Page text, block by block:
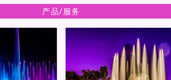
产品/服务